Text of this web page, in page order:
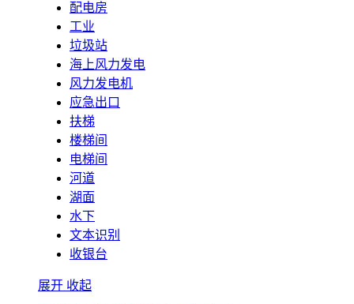
配电房
工业
垃圾站
海上风力发电
风力发电机
应急出口
扶梯
楼梯间
电梯间
河道
湖面
水下
文本识别
收银台
展开 收起